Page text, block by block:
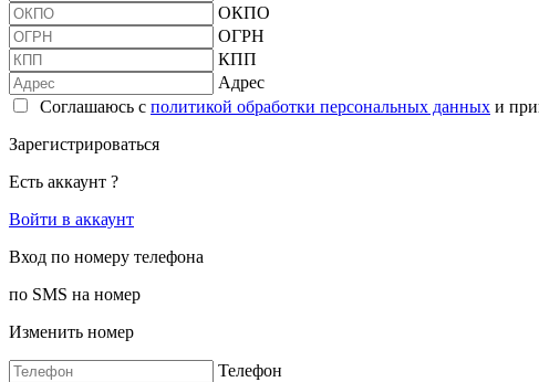
ОКПО
ОГРН
КПП
Адрес
Соглашаюсь с политикой обработки персональных данных и
Зарегистрироваться
Есть аккаунт ?
Войти в аккаунт
Вход по номеру телефона
по SMS на номер
Изменить номер
Телефон